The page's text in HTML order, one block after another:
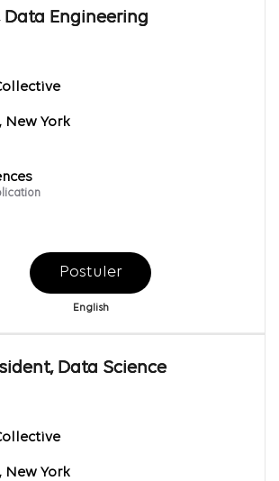
Data Engineering
New York
Postuler
English
Data Science
New York